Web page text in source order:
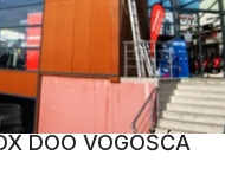
DOO VOGOŠĆA